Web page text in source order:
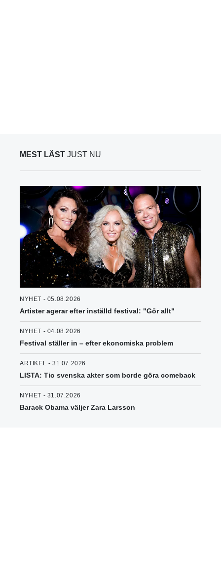
MEST LÄST JUST NU
NYHET - 05.08.2026
Artister agerar efter inställd festival: "Gör allt"
NYHET - 04.08.2026
Festival ställer in – efter ekonomiska problem
ARTIKEL - 31.07.2026
LISTA: Tio svenska akter som borde göra comeback
NYHET - 31.07.2026
Barack Obama väljer Zara Larsson